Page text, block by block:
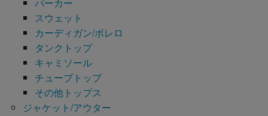
スウェット
カーディガン/ボレロ
タンクトップ
キャミソール
チューブトップ
その他トップス
ジャケット/アウター